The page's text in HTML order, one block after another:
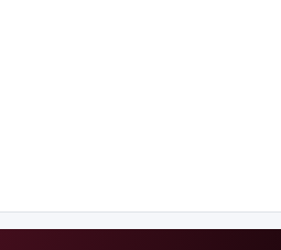
Мектеп